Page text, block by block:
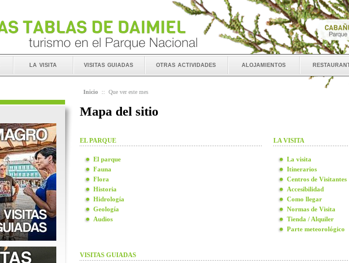
la visita visitas guiadas otras actividades alojamientos
Inicio :: Que ver este mes
Mapa del sitio
EL PARQUE
El parque
Fauna
Flora
Historia
Hidrología
Geología
Audios
LA VISITA
La visita
Itinerarios
Centros de Visitantes
Accesibilidad
Como llegar
Normas de Visita
Tienda / Alquiler
Parte meteorológico
VISITAS GUIADAS